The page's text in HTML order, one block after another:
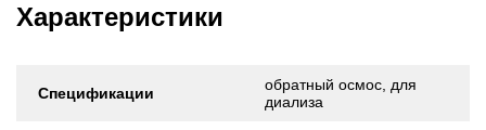
Характеристики
Спецификации
обратный осмос, для
диализа